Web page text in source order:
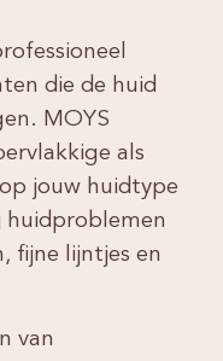
die de huid
MOYS
als
jouw huidtype
huidproblemen
fijne lijntjes en
van